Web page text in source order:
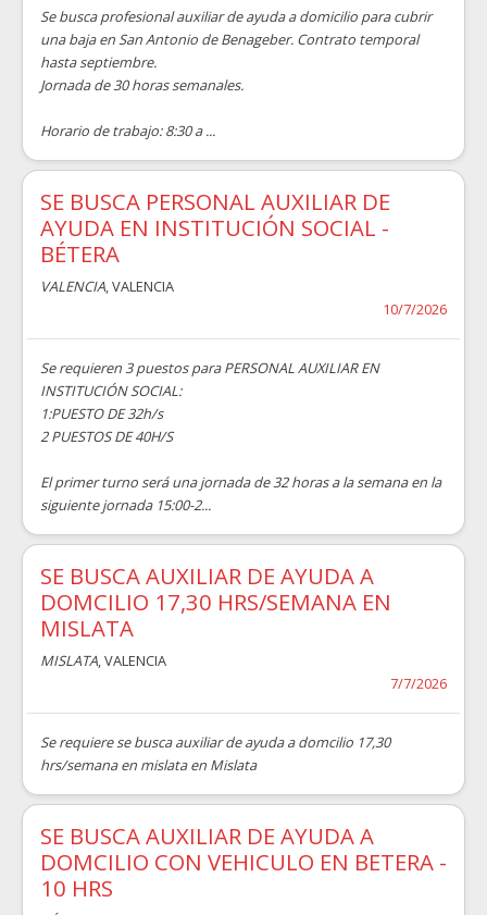
Se busca profesional auxiliar de ayuda a domicilio para cubrir
una baja en San Antonio de Benageber. Contrato temporal
hasta septiembre.
Jornada de 30 horas semanales.
Horario de trabajo: 8:30 a ...
SE BUSCA PERSONAL AUXILIAR DE
AYUDA EN INSTITUCIÓN SOCIAL -
BÉTERA
VALENCIA, VALENCIA
10/7/2026
Se requieren 3 puestos para PERSONAL AUXILIAR EN
INSTITUCIÓN SOCIAL:
1:PUESTO DE 32h/s
2 PUESTOS DE 40H/S
El primer turno será una jornada de 32 horas a la semana en la
siguiente jornada 15:00-2...
SE BUSCA AUXILIAR DE AYUDA A
DOMCILIO 17,30 HRS/SEMANA EN
MISLATA
MISLATA, VALENCIA
7/7/2026
Se requiere se busca auxiliar de ayuda a domcilio 17,30
hrs/semana en mislata en Mislata
SE BUSCA AUXILIAR DE AYUDA A
DOMCILIO CON VEHICULO EN BETERA -
10 HRS